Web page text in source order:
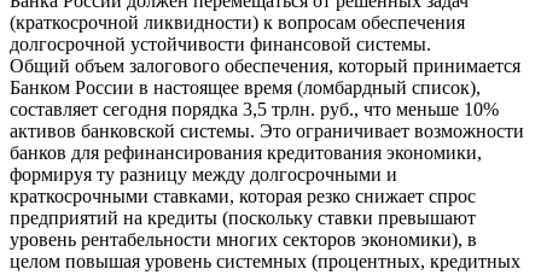
(краткосрочной ликвидности) к вопросам обеспечения
долгосрочной устойчивости финансовой системы.
Общий объем залогового обеспечения, который принимается
Банком России в настоящее время (ломбардный список),
составляет сегодня порядка 3,5 трлн. руб., что меньше 10%
активов банковской системы. Это ограничивает возможности
банков для рефинансирования кредитования экономики,
формируя ту разницу между долгосрочными и
краткосрочными ставками, которая резко снижает спрос
предприятий на кредиты (поскольку ставки превышают
уровень рентабельности многих секторов экономики), в
целом повышая уровень системных (процентных, кредитных